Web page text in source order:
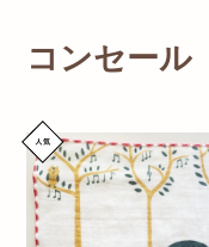
コンセール